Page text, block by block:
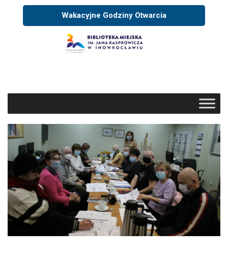
Wakacyjne Godziny Otwarcia